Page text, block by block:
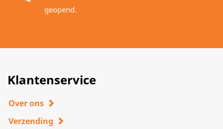
geopend.
Klantenservice
Over ons
Verzending